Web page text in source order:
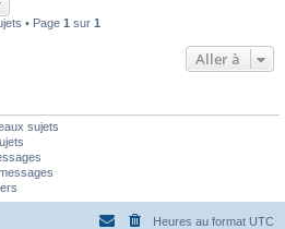
• Page 1 sur 1
Aller à
sujets
Heures au format UTC